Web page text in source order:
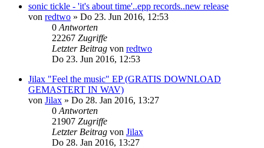
sonic tickle - 'it's about time'..epp records..new release
von redtwo » Do 23. Jun 2016, 12:53
0 Antworten
22267 Zugriffe
Letzter Beitrag von redtwo
Do 23. Jun 2016, 12:53
Jilax "Feel the music" EP (GRATIS DOWNLOAD
GEMASTERT IN WAV)
von Jilax » Do 28. Jan 2016, 13:27
0 Antworten
21907 Zugriffe
Letzter Beitrag von Jilax
Do 28. Jan 2016, 13:27